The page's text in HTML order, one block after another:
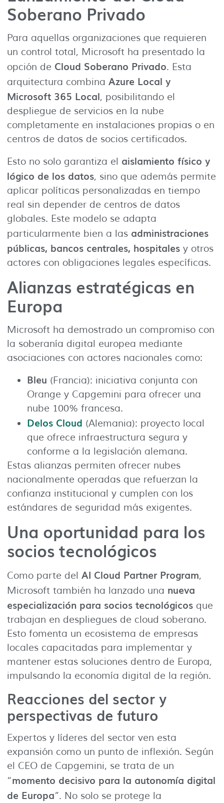
Soberano Privado
Para aquellas organizaciones que requieren
un control total, Microsoft ha presentado la
opción de Cloud Soberano Privado. Esta
arquitectura combina Azure Local y
Microsoft 365 Local, posibilitando el
despliegue de servicios en la nube
completamente en instalaciones propias o en
centros de datos de socios certificados.
Esto no solo garantiza el aislamiento físico y
lógico de los datos, sino que además permite
aplicar políticas personalizadas en tiempo
real sin depender de centros de datos
globales. Este modelo se adapta
particularmente bien a las administraciones
públicas, bancos centrales, hospitales y otros
actores con obligaciones legales específicas.
Alianzas estratégicas en
Europa
Microsoft ha demostrado un compromiso con
la soberanía digital europea mediante
asociaciones con actores nacionales como:
Bleu (Francia): iniciativa conjunta con
Orange y Capgemini para ofrecer una
nube 100% francesa.
Delos Cloud (Alemania): proyecto local
que ofrece infraestructura segura y
conforme a la legislación alemana.
Estas alianzas permiten ofrecer nubes
nacionalmente operadas que refuerzan la
confianza institucional y cumplen con los
estándares de seguridad más exigentes.
Una oportunidad para los
socios tecnológicos
Como parte del AI Cloud Partner Program,
Microsoft también ha lanzado una nueva
especialización para socios tecnológicos que
trabajan en despliegues de cloud soberano.
Esto fomenta un ecosistema de empresas
locales capacitadas para implementar y
mantener estas soluciones dentro de Europa,
impulsando la economía digital de la región.
Reacciones del sector y
perspectivas de futuro
Expertos y líderes del sector ven esta
expansión como un punto de inflexión. Según
el CEO de Capgemini, se trata de un
“momento decisivo para la autonomía digital
de Europa”. No solo se protege la